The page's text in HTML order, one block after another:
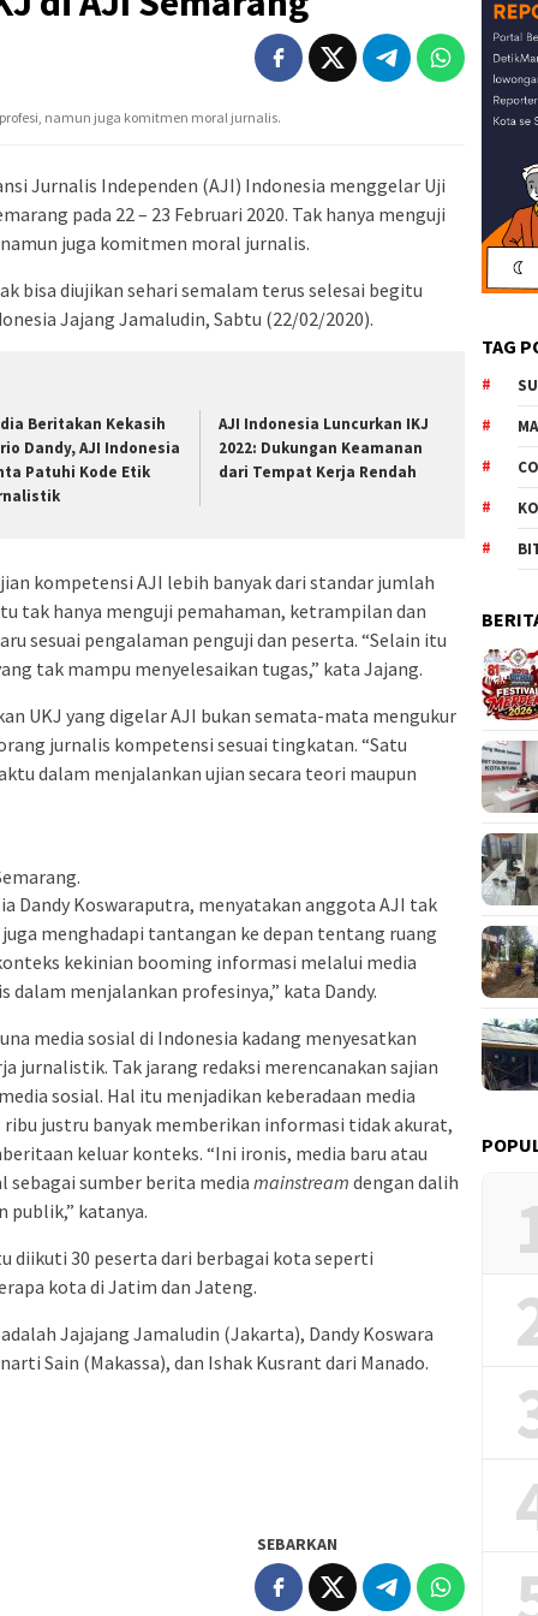
namun juga komitmen moral jurnalis.
Jurnalis Independen (AJI) Indonesia menggelar Uji
pada 22 – 23 Februari 2020. Tak hanya menguji
juga komitmen moral jurnalis.
bisa diujikan sehari semalam terus selesai begitu
Jajang Jamaludin, Sabtu (22/02/2020).
Beritakan Kekasih
Dandy, AJI Indonesia
Patuhi Kode Etik
AJI Indonesia Luncurkan IKJ
2022: Dukungan Keamanan
dari Tempat Kerja Rendah
kompetensi AJI lebih banyak dari standar jumlah
tak hanya menguji pemahaman, ketrampilan dan
sesuai pengalaman penguji dan peserta. “Selain itu
tak mampu menyelesaikan tugas,” kata Jajang.
UKJ yang digelar AJI bukan semata-mata mengukur
jurnalis kompetensi sesuai tingkatan. “Satu
dalam menjalankan ujian secara teori maupun
Dandy Koswaraputra, menyatakan anggota AJI tak
menghadapi tantangan ke depan tentang ruang
kekinian booming informasi melalui media
menjalankan profesinya,” kata Dandy.
media sosial di Indonesia kadang menyesatkan
jurnalistik. Tak jarang redaksi merencanakan sajian
sosial. Hal itu menjadikan keberadaan media
ribu justru banyak memberikan informasi tidak akurat,
keluar konteks. “Ini ironis, media baru atau
sebagai sumber berita media mainstream dengan dalih
publik,” katanya.
diikuti 30 peserta dari berbagai kota seperti
kota di Jatim dan Jateng.
Jajajang Jamaludin (Jakarta), Dandy Koswara
Sain (Makassa), dan Ishak Kusrant dari Manado.
SEBARKAN
TAG